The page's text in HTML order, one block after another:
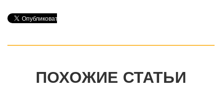
ПОХОЖИЕ СТАТЬИ